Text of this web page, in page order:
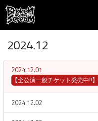
2024.12
2024.12.01
【全公演一般チケット発売中!!
2024.12.02